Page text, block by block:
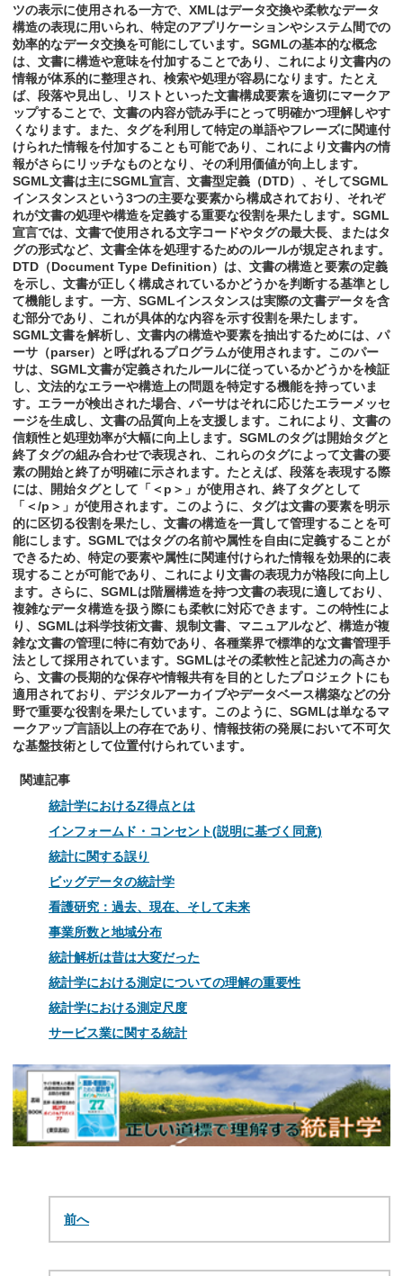
ツの表示に使用される一方で、XMLはデータ交換や柔軟なデータ
構造の表現に用いられ、特定のアプリケーションやシステム間での
効率的なデータ交換を可能にしています。SGMLの基本的な概念
は、文書に構造や意味を付加することであり、これにより文書内の
情報が体系的に整理され、検索や処理が容易になります。たとえ
ば、段落や見出し、リストといった文書構成要素を適切にマークア
ップすることで、文書の内容が読み手にとって明確かつ理解しやす
くなります。また、タグを利用して特定の単語やフレーズに関連付
けられた情報を付加することも可能であり、これにより文書内の情
報がさらにリッチなものとなり、その利用価値が向上します。
SGML文書は主にSGML宣言、文書型定義（DTD）、そしてSGML
インスタンスという3つの主要な要素から構成されており、それぞ
れが文書の処理や構造を定義する重要な役割を果たします。SGML
宣言では、文書で使用される文字コードやタグの最大長、またはタ
グの形式など、文書全体を処理するためのルールが規定されます。
DTD（Document Type Definition）は、文書の構造と要素の定義
を示し、文書が正しく構成されているかどうかを判断する基準とし
て機能します。一方、SGMLインスタンスは実際の文書データを含
む部分であり、これが具体的な内容を示す役割を果たします。
SGML文書を解析し、文書内の構造や要素を抽出するためには、パ
ーサ（parser）と呼ばれるプログラムが使用されます。このパー
サは、SGML文書が定義されたルールに従っているかどうかを検証
し、文法的なエラーや構造上の問題を特定する機能を持っていま
す。エラーが検出された場合、パーサはそれに応じたエラーメッセ
ージを生成し、文書の品質向上を支援します。これにより、文書の
信頼性と処理効率が大幅に向上します。SGMLのタグは開始タグと
終了タグの組み合わせで表現され、これらのタグによって文書の要
素の開始と終了が明確に示されます。たとえば、段落を表現する際
には、開始タグとして「＜p＞」が使用され、終了タグとして
「＜/p＞」が使用されます。このように、タグは文書の要素を明示
的に区切る役割を果たし、文書の構造を一貫して管理することを可
能にします。SGMLではタグの名前や属性を自由に定義することが
できるため、特定の要素や属性に関連付けられた情報を効果的に表
現することが可能であり、これにより文書の表現力が格段に向上し
ます。さらに、SGMLは階層構造を持つ文書の表現に適しており、
複雑なデータ構造を扱う際にも柔軟に対応できます。この特性によ
り、SGMLは科学技術文書、規制文書、マニュアルなど、構造が複
雑な文書の管理に特に有効であり、各種業界で標準的な文書管理手
法として採用されています。SGMLはその柔軟性と記述力の高さか
ら、文書の長期的な保存や情報共有を目的としたプロジェクトにも
適用されており、デジタルアーカイブやデータベース構築などの分
野で重要な役割を果たしています。このように、SGMLは単なるマ
ークアップ言語以上の存在であり、情報技術の発展において不可欠
な基盤技術として位置付けられています。
関連記事
統計学におけるZ得点とは
インフォームド・コンセント(説明に基づく同意)
統計に関する誤り
ビッグデータの統計学
看護研究：過去、現在、そして未来
事業所数と地域分布
統計解析は昔は大変だった
統計学における測定についての理解の重要性
統計学における測定尺度
サービス業に関する統計
前へ